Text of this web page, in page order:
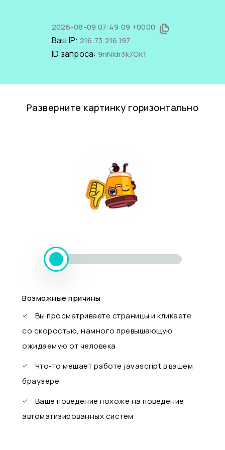
2026-08-09 07:49:09 +0000
Ваш IP: 216.73.216.197
ID запроса: 9nNldr3k7Gk1
Разверните картинку горизонтально
Возможные причины:
Вы просматриваете страницы и кликаете
со скоростью, намного превышающую
ожидаемую от человека
Что-то мешает работе javascript в вашем
браузере
Ваше поведение похоже на поведение
автоматизированных систем